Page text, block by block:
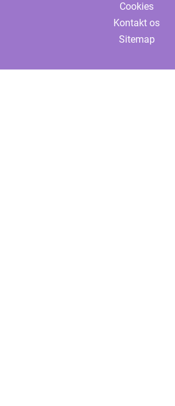
Cookies
Kontakt os
Sitemap